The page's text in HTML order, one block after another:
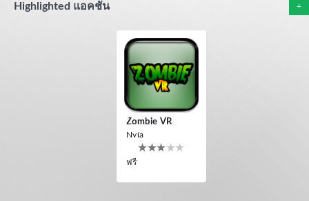
+
Highlighted แอคชั่น
Zombie VR
Nvía
ฟรี